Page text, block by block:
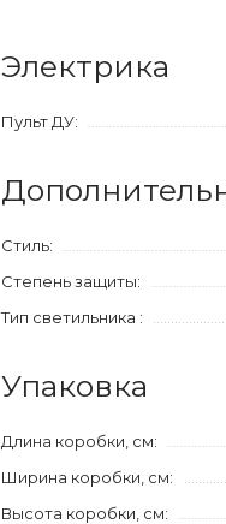
Электрика
Пульт ДУ:
Стиль:
Степень защиты:
Тип светильника :
Упаковка
Длина коробки, см:
Ширина коробки, см:
Высота коробки, см: